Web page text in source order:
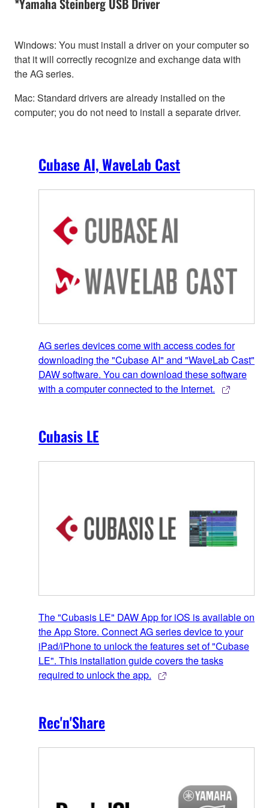
Windows: You must install a driver on your computer so
that it will correctly recognize and exchange data with
the AG series.
Mac: Standard drivers are already installed on the
computer; you do not need to install a separate driver.
Cubase AI, WaveLab Cast
AG series devices come with access codes for
downloading the "Cubase AI" and "WaveLab Cast"
DAW software. You can download these software
with a computer connected to the Internet.
Cubasis LE
The "Cubasis LE" DAW App for iOS is available on
the App Store. Connect AG series device to your
iPad/iPhone to unlock the features set of "Cubase
LE". This installation guide covers the tasks
required to unlock the app.
Rec'n'Share